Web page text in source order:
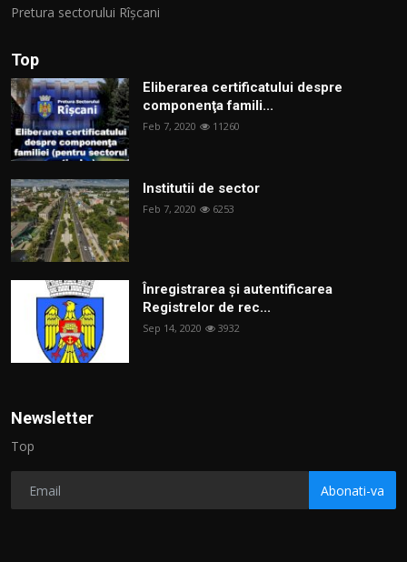
Pretura sectorului Rîșcani
Top
Eliberarea certificatului despre
componenţa famili...
Feb 7, 2020 11260
Institutii de sector
Feb 7, 2020 6253
Înregistrarea și autentificarea
Registrelor de rec...
Sep 14, 2020 3932
Newsletter
Top
Abonati-va